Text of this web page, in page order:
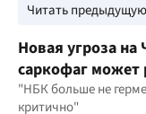
Читать
Новая угроза на
саркофаг может
накрыть
"НБК больше не
критично"